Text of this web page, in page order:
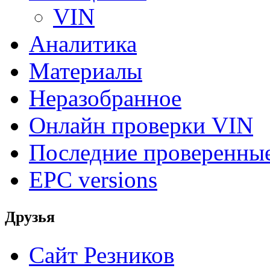
VIN
Аналитика
Материалы
Неразобранное
Онлайн проверки VIN
Последние
EPC versions
Друзья
Сайт Резников